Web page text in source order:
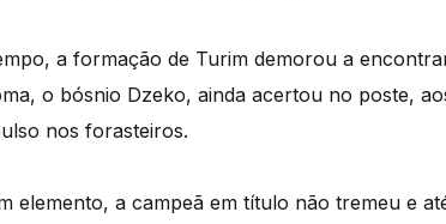
a formação de Turim demorou a
o bósnio Dzeko, ainda acertou no poste,
nos forasteiros.
elemento, a campeã em título não tremeu e